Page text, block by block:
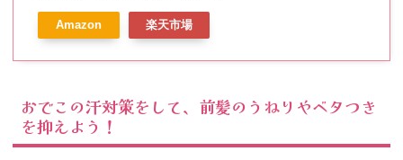
オイケア フェイスクリーム 医薬
部外品 マイノロジ
Amazon 楽天市場
おでこの汗対策をして、前髪のうねりやベタつき
を抑えよう！